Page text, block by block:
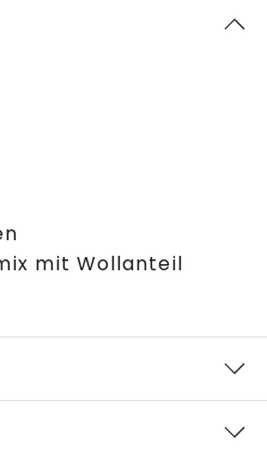
mit Wollanteil